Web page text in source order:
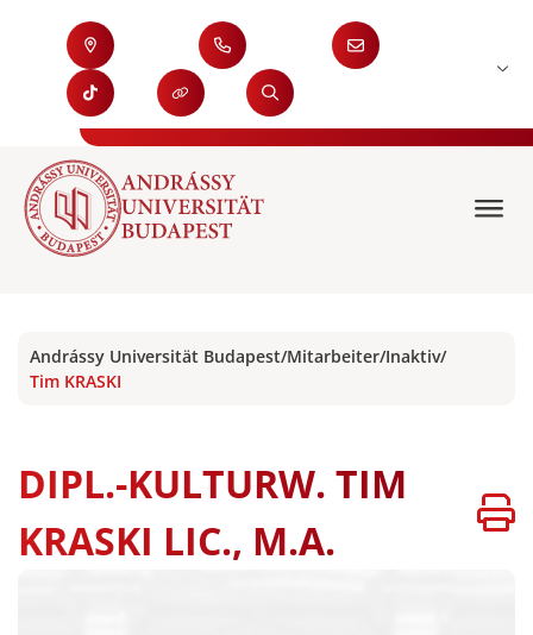
Andrássy Universität Budapest/Mitarbeiter/Inaktiv/
Tim KRASKI
DIPL.-KULTURW. TIM
KRASKI LIC., M.A.